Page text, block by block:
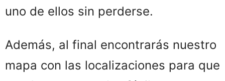
uno de ellos sin perderse.
Además, al final encontrarás nuestro
mapa con las localizaciones para que